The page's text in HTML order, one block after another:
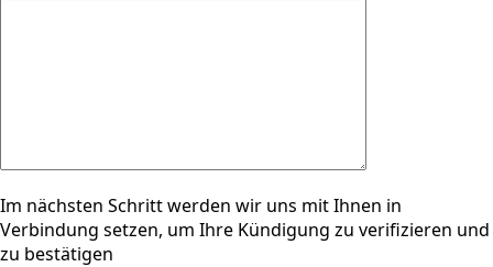
Im nächsten Schritt werden wir uns mit Ihnen in
Verbindung setzen, um Ihre Kündigung zu verifizieren und
zu bestätigen